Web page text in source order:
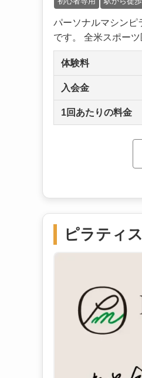
パーソナルマシンピ
です。 全米スポー
体験料
入会金
1回あたりの料金
ピラティ